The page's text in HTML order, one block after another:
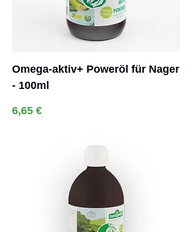
Omega-aktiv+ Poweröl für Nager
- 100ml
Preis
6,65 €